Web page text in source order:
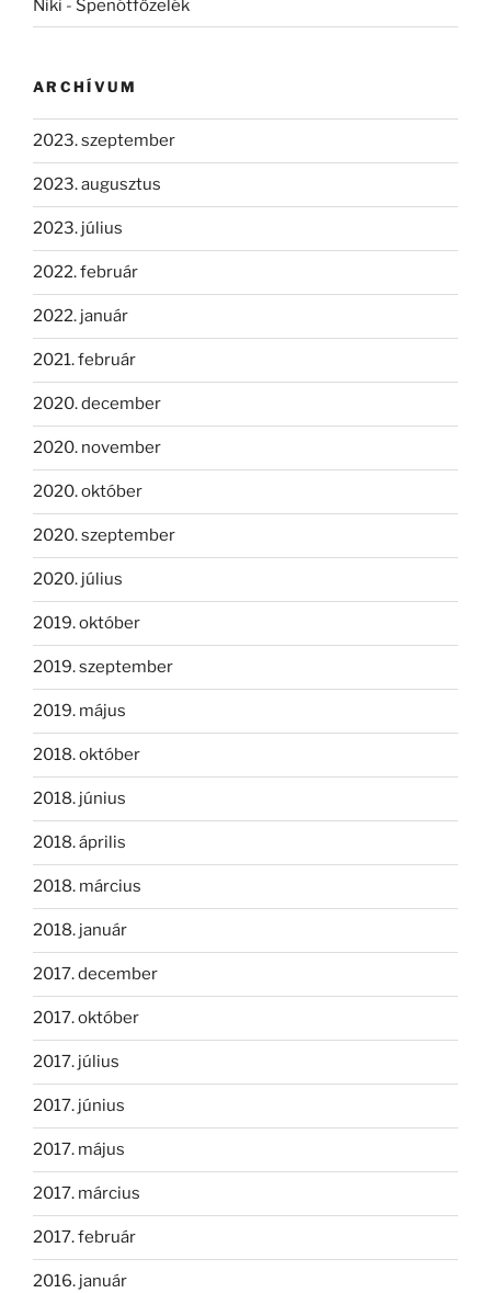
Niki - Spenótfőzelék
ARCHÍVUM
2023. szeptember
2023. augusztus
2023. július
2022. február
2022. január
2021. február
2020. december
2020. november
2020. október
2020. szeptember
2020. július
2019. október
2019. szeptember
2019. május
2018. október
2018. június
2018. április
2018. március
2018. január
2017. december
2017. október
2017. július
2017. június
2017. május
2017. március
2017. február
2016. január